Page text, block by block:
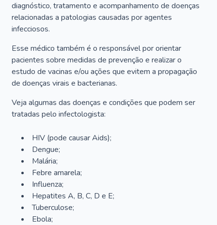
diagnóstico, tratamento e acompanhamento de doenças
relacionadas a patologias causadas por agentes
infecciosos.
Esse médico também é o responsável por orientar
pacientes sobre medidas de prevenção e realizar o
estudo de vacinas e/ou ações que evitem a propagação
de doenças virais e bacterianas.
Veja algumas das doenças e condições que podem ser
tratadas pelo infectologista:
HIV (pode causar Aids);
Dengue;
Malária;
Febre amarela;
Influenza;
Hepatites A, B, C, D e E;
Tuberculose;
Ebola;